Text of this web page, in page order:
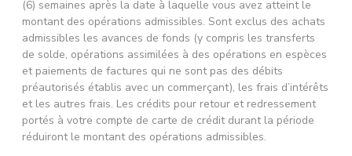
(6) semaines après la date à laquelle vous avez atteint le
montant des opérations admissibles. Sont exclus des achats
admissibles les avances de fonds (y compris les transferts
de solde, opérations assimilées à des opérations en espèces
et paiements de factures qui ne sont pas des débits
préautorisés établis avec un commerçant), les frais d’intérêts
et les autres frais. Les crédits pour retour et redressement
portés à votre compte de carte de crédit durant la période
réduiront le montant des opérations admissibles.